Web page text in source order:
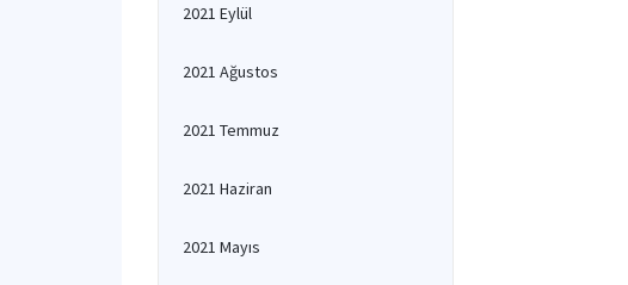
2021 Eylül
2021 Ağustos
2021 Temmuz
2021 Haziran
2021 Mayıs